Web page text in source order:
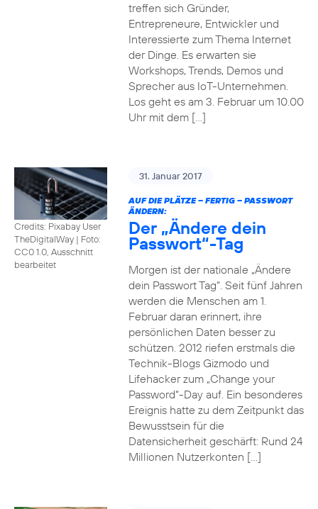
treffen sich Gründer,
Entrepreneure, Entwickler und
Interessierte zum Thema Internet
der Dinge. Es erwarten sie
Workshops, Trends, Demos und
Sprecher aus IoT-Unternehmen.
Los geht es am 3. Februar um 10.00
Uhr mit dem […]
Credits: Pixabay User
TheDigitalWay | Foto:
CC0 1.0, Ausschnitt
bearbeitet
31. Januar 2017
AUF DIE PLÄTZE – FERTIG – PASSWORT
ÄNDERN:
Der „Ändere dein
Passwort“-Tag
Morgen ist der nationale „Ändere
dein Passwort Tag“. Seit fünf Jahren
werden die Menschen am 1.
Februar daran erinnert, ihre
persönlichen Daten besser zu
schützen. 2012 riefen erstmals die
Technik-Blogs Gizmodo und
Lifehacker zum „Change your
Password“-Day auf. Ein besonderes
Ereignis hatte zu dem Zeitpunkt das
Bewusstsein für die
Datensicherheit geschärft: Rund 24
Millionen Nutzerkonten […]